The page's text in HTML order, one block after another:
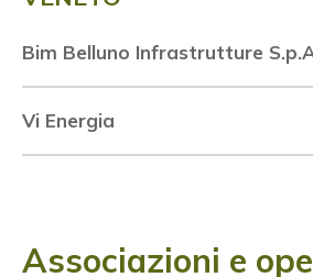
Bim Belluno Infrastrutture
Vi Energia
Associazioni e